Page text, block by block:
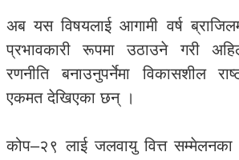
अब यस विषयलाई आगामी वर्ष
प्रभावकारी रूपमा उठाउने गरी
रणनीति बनाउनुपर्नेमा विकासशील
एकमत देखिएका छन् ।
कोप–२९ लाई जलवायु वित्त